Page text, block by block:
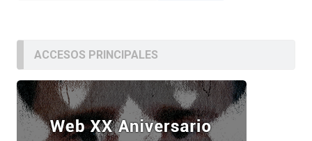
ACCESOS PRINCIPALES